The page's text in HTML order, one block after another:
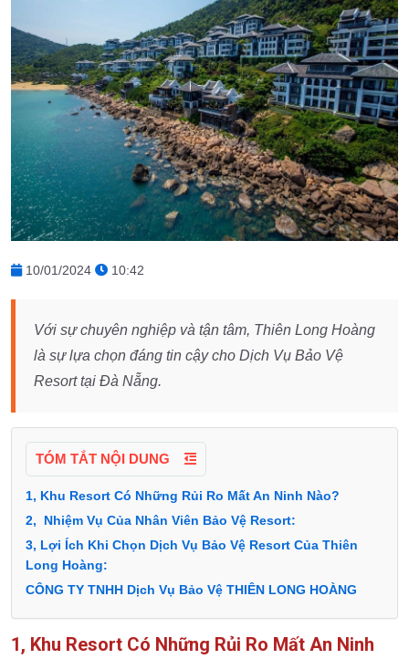
10/01/2024 10:42
Với sự chuyên nghiệp và tận tâm, Thiên Long Hoàng
là sự lựa chọn đáng tin cậy cho Dịch Vụ Bảo Vệ
Resort tại Đà Nẵng.
TÓM TẮT NỘI DUNG
1, Khu Resort Có Những Rủi Ro Mất An Ninh Nào?
2, Nhiệm Vụ Của Nhân Viên Bảo Vệ Resort:
3, Lợi Ích Khi Chọn Dịch Vụ Bảo Vệ Resort Của Thiên
Long Hoàng:
CÔNG TY TNHH Dịch Vụ Bảo Vệ THIÊN LONG HOÀNG
1, Khu Resort Có Những Rủi Ro Mất An Ninh